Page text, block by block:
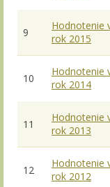
9
Hodnotenie
rok 2015
10
Hodnotenie
rok 2014
11
Hodnotenie
rok 2013
12
Hodnotenie
rok 2012